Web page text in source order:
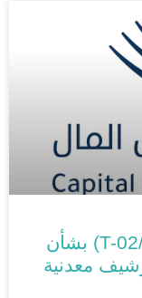
اعلان طرح عطاء رقم (T-02/2024) بشأن
معدنية